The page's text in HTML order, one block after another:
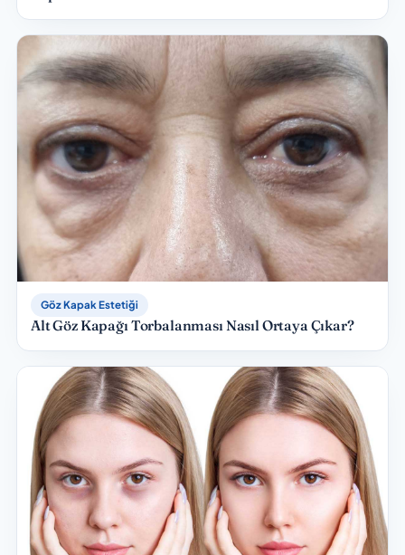
Göz Kapak Estetiği
Alt Göz Kapağı Torbalanması Nasıl Ortaya Çıkar?